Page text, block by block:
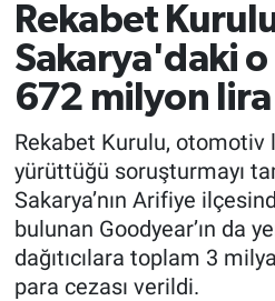
Rekabet
Sakarya'daki
672 milyon lira
Rekabet Kurulu, otomotiv
yürüttüğü soruşturmayı
Sakarya’nın Arifiye
bulunan Goodyear’ın da
dağıtıcılara toplam 3
para cezası verildi.
HALK54 PANORAMA